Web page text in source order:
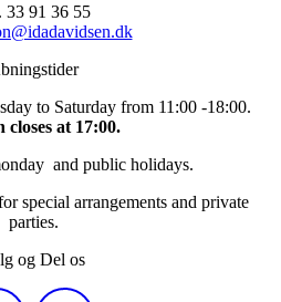
33 91 36 55
to Saturday from 11:00 -18:00.
closes at 17:00.
and public holidays.
special arrangements and private
parties.
og Del os